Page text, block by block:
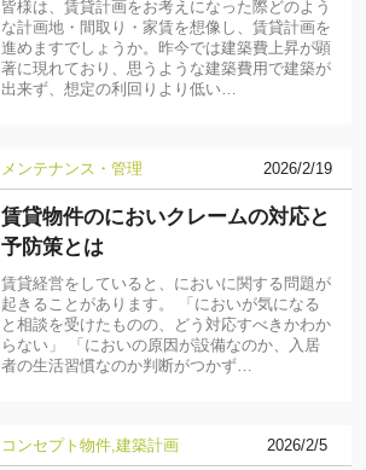
皆様は、賃貸計画をお考えになった際どのよう
な計画地・間取り・家賃を想像し、賃貸計画を
進めますでしょうか。昨今では建築費上昇が顕
著に現れており、思うような建築費用で建築が
出来ず、想定の利回りより低い…
メンテナンス・管理 2026/2/19
賃貸物件のにおいクレームの対応と
予防策とは
賃貸経営をしていると、においに関する問題が
起きることがあります。 「においが気になる
と相談を受けたものの、どう対応すべきかわか
らない」 「においの原因が設備なのか、入居
者の生活習慣なのか判断がつかず…
コンセプト物件 建築計画 2026/2/5